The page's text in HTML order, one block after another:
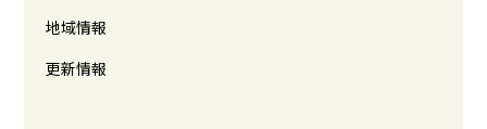
地域情報
更新情報